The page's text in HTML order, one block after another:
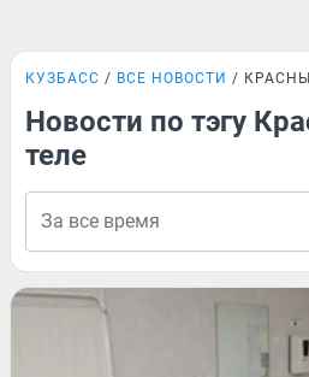
КУЗБАСС ВСЕ НОВОСТИ
Новости по тэгу
теле